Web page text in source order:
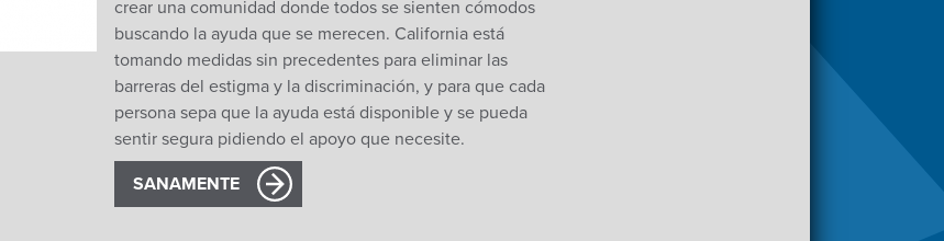
crear una comunidad donde todos se sienten cómodos
buscando la ayuda que se merecen. California está
tomando medidas sin precedentes para eliminar las
barreras del estigma y la discriminación, y para que cada
persona sepa que la ayuda está disponible y se pueda
sentir segura pidiendo el apoyo que necesite.
SANAMENTE